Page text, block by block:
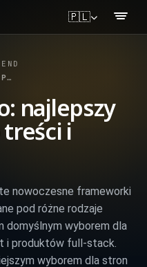
🇵🇱
najlepszy
i
nowoczesne frameworki
pod różne rodzaje
domyślnym wyborem dla
i produktów full-stack.
wyborem dla stron